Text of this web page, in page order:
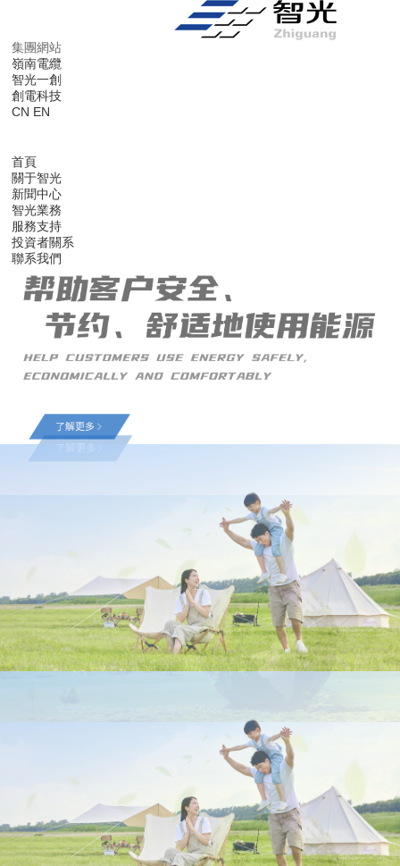
集團網站
嶺南電纜
智光一創
創電科技
CN EN
首頁
關于智光
新聞中心
智光業務
服務支持
投資者關系
聯系我們